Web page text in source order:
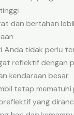
dan bertahan
tidak perlu
reflektif
kendaraan besar.
tetap
yang